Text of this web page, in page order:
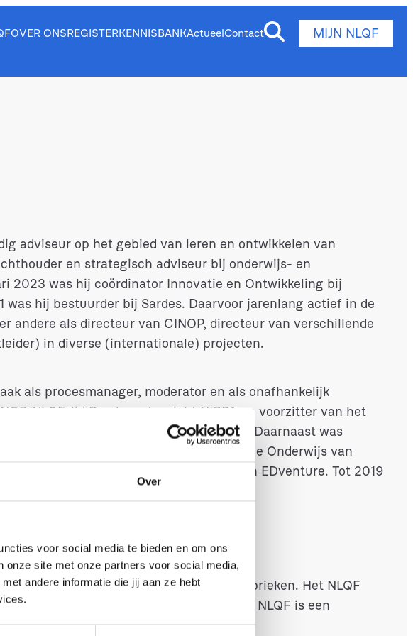
Over
voor social media te bieden en om ons
site met onze partners voor social media,
andere informatie die jij aan ze hebt
OVER ONSREGISTERKENNISBANKActueelContact MIJN NLQF
adviseur op het gebied van leren en ontwikkelen van
en strategisch adviseur bij onderwijs- en
2023 was hij coördinator Innovatie en Ontwikkeling bij
was hij bestuurder bij Sardes. Daarvoor jarenlang actief in de
andere als directeur van CINOP, directeur van verschillende
in diverse (internationale) projecten.
als procesmanager, moderator en als onafhankelijk
NLQF, lid Raad van toezicht NIRPA en voorzitter van het
activiteiten in ’s-Hertogenbosch. Daarnaast was
Alliantie GKA van OCW, lid Commissie Onderwijs van
Ontwikkeling Nederland OON voorheen EDventure. Tot 2019
lid Raad van Advies van Het Kopland.
wereld van de leer- en ontwikkelfabrieken. Het NLQF
van de aangeboden kwalificaties. Het NLQF is een
van Leven Lang Leren.”